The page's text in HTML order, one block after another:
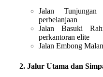
Jalan
perbelanjaan
Jalan Basuki
perkantoran elite
Jalan Embong
2. Jalur Utama dan